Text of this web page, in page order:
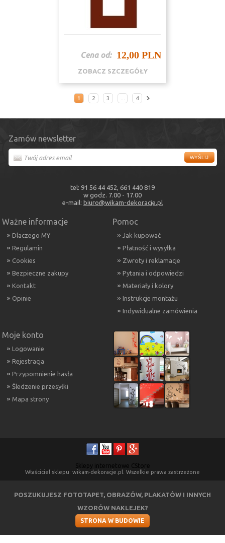
Cena od: 12,00 PLN
ZOBACZ SZCZEGÓŁY
1 2 3 4
Zamów newsletter
tel: 91 56 44 452, 661 440 819
w godz. 7.00 - 17.00
e-mail: biuro@wikam-dekoracje.pl
Ważne informacje
Dlaczego MY
Regulamin
Cookies
Bezpieczne zakupy
Kontakt
Opinie
Pomoc
Jak kupować
Płatność i wysyłka
Zwroty i reklamacje
Pytania i odpowiedzi
Materiały i kolory
Instrukcje montażu
Indywidualne zamówienia
Moje konto
Logowanie
Rejestracja
Przypomnienie hasła
Śledzenie przesyłki
Mapa strony
Sklepy internetowe CStore
Właściciel sklepu: wikam-dekoracje.pl. Wszelkie prawa zastrzeżone
POSZUKUJESZ FOTOTAPET, OBRAZÓW, PLAKATÓW I INNYCH
WZORÓW NAKLEJEK?
STRONA W BUDOWIE